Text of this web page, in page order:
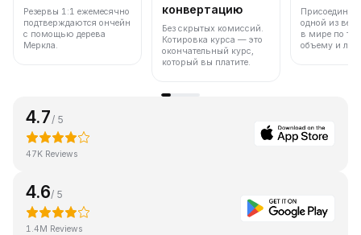
Резервы 1:1 ежемесячно
подтверждаются ончейн
с помощью дерева
Меркла.
конвертацию
Без скрытых комиссий.
Котировка курса — это
окончательный курс,
который вы платите.
одной из
в мире по
объему и
4.7 / 5
47K Reviews
4.6/ 5
1.4M Reviews